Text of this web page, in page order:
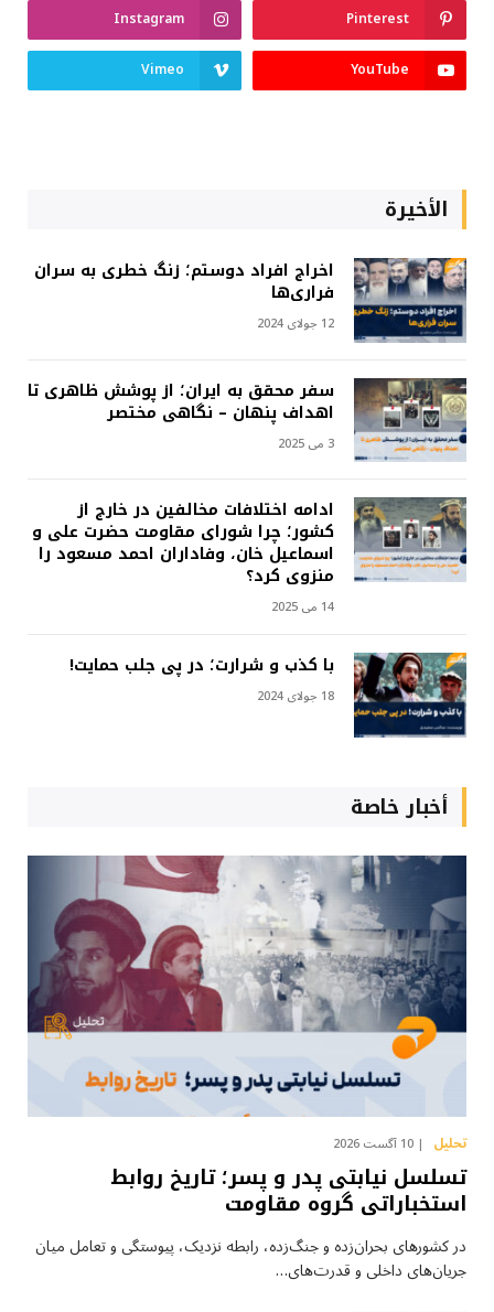
Pinterest
Instagram
YouTube
Vimeo
الأخيرة
اخراج افراد دوستم؛ زنگ خطری به سران
فراری‌ها
12 جولای 2024
سفر محقق به ایران؛ از پوشش ظاهری تا
اهداف پنهان – نگاهی مختصر
3 می 2025
ادامه اختلافات مخالفین در خارج از
کشور؛ چرا شورای مقاومت حضرت علی و
اسماعیل خان، وفاداران احمد مسعود را
منزوی کرد؟
14 می 2025
با کذب و شرارت؛ در پی جلب حمایت!
18 جولای 2024
أخبار خاصة
تحلیل 10 آگست 2026
تسلسل نیابتی پدر و پسر؛ تاریخ روابط
استخباراتی گروه مقاومت
در کشورهای بحران‌زده و جنگ‌زده، رابطه نزدیک، پیوستگی و تعامل میان
جریان‌های داخلی و قدرت‌های…